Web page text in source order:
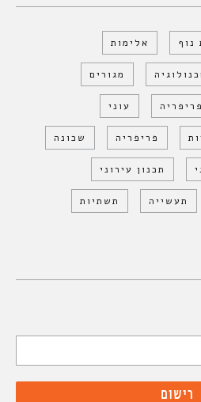
נוף אלימות
מגורים
עוני
פריפריה שכונה
תכנון עירוני
תעשייה תשתיות